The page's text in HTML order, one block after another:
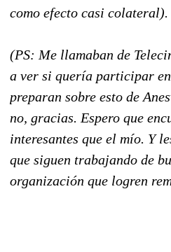
como efecto casi colateral).
(PS: Me llamaban de
a ver si quería participar
preparan sobre esto de
no, gracias. Espero que
interesantes que el mío. Y
que siguen trabajando de
organización que logren